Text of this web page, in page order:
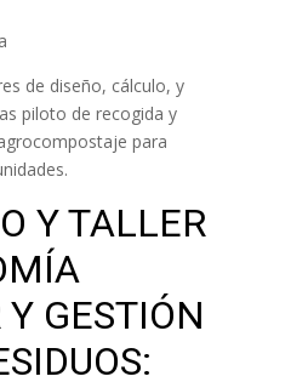
de diseño, cálculo, y
piloto de recogida y
para